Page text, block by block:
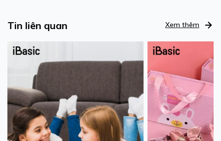
Tin liên quan Xem thêm